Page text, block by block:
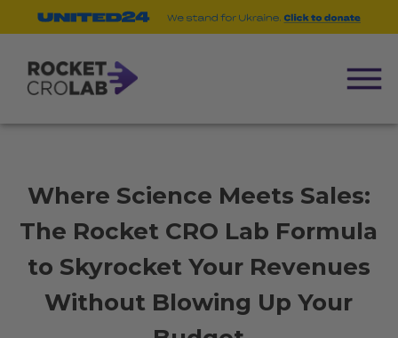
Where Science Meets Sales:
The Rocket CRO Lab Formula
to Skyrocket Your Revenues
Without Blowing Up Your